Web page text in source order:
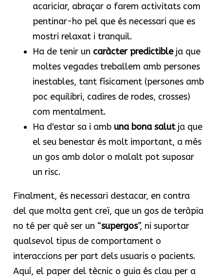
acariciar, abraçar o farem activitats com
pentinar-ho pel que és necessari que es
mostri relaxat i tranquil.
Ha de tenir un caràcter predictible ja que
moltes vegades treballem amb persones
inestables, tant físicament (persones amb
poc equilibri, cadires de rodes, crosses)
com mentalment.
Ha d'estar sa i amb una bona salut ja que
el seu benestar és molt important, a més
un gos amb dolor o malalt pot suposar
un risc.
Finalment, és necessari destacar, en contra
del que molta gent creï, que un gos de teràpia
no té per què ser un “supergos”, ni suportar
qualsevol tipus de comportament o
interaccions per part dels usuaris o pacients.
Aquí, el paper del tècnic o guia és clau per a